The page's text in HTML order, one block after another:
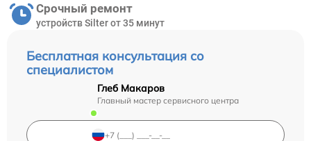
Бесплатная консультация со
специалистом
Глеб Макаров
Главный мастер сервисного центра
Срочный ремонт
устройств Silter от 35 минут